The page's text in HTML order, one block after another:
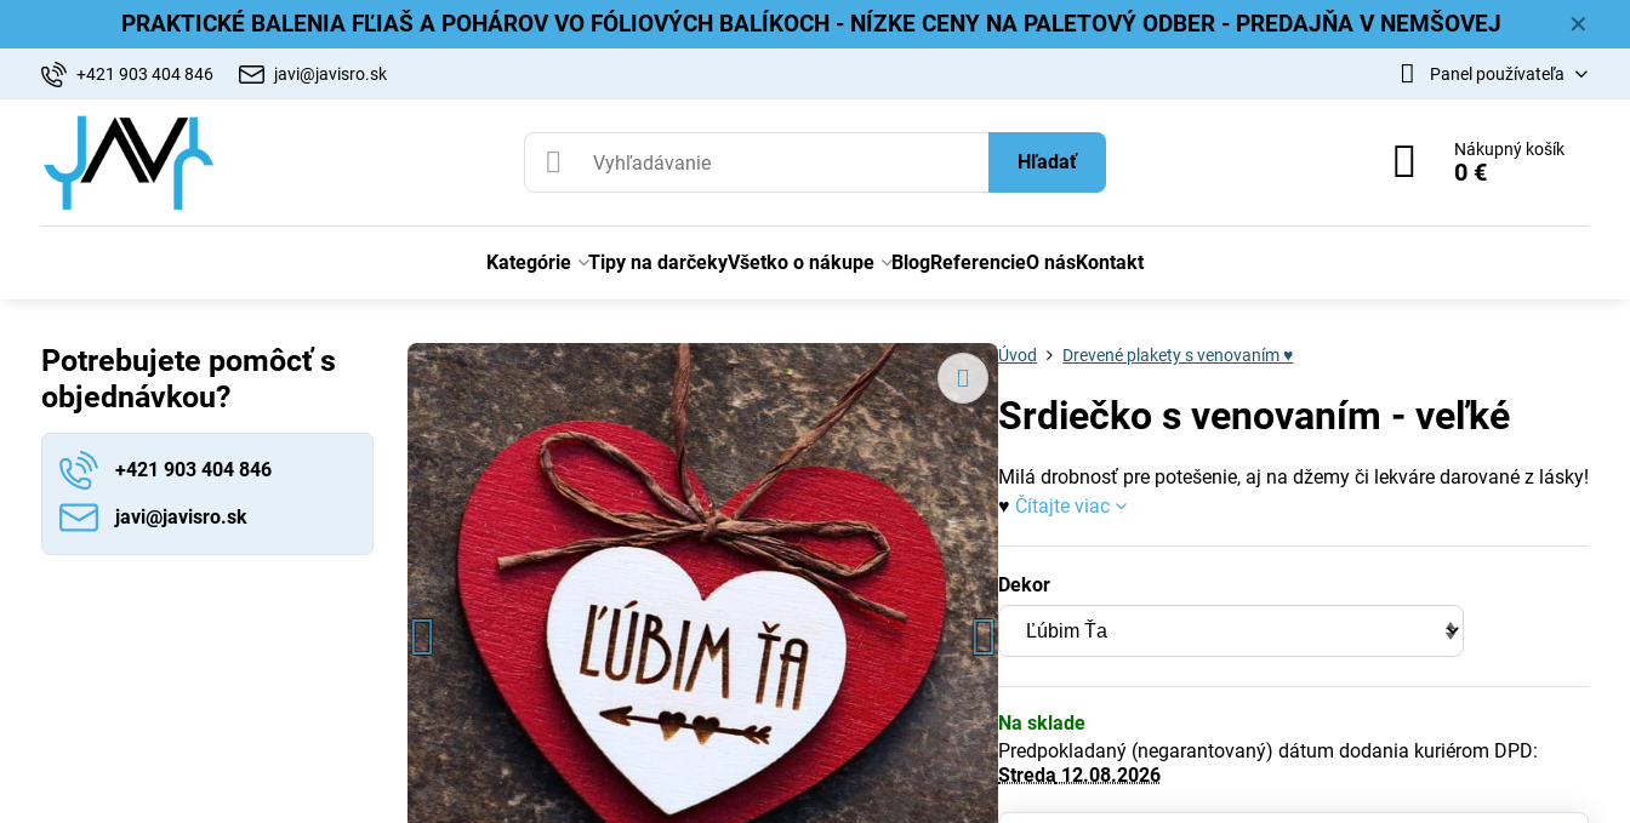
✕
PRAKTICKÉ BALENIA FĽIAŠ A POHÁROV VO FÓLIOVÝCH BALÍKOCH - NÍZKE CENY NA PALETOVÝ ODBER - PREDAJŇA V NEMŠOVEJ
+421 903 404 846 javi@javisro.sk Panel používateľa
Hľadať
Nákupný košík
0 €
Kategórie Tipy na darčekyVšetko o nákupe BlogReferencieO násKontakt
Úvod Drevené plakety s venovaním ♥
Srdiečko s venovaním - veľké
Milá drobnosť pre potešenie, aj na džemy či lekváre darované z lásky!
♥ Čítajte viac
Dekor
Na sklade
Predpokladaný (negarantovaný) dátum dodania kuriérom DPD:
Streda 12.08.2026
Potrebujete pomôcť s
objednávkou?
+421 903 404 846
javi​@javisro​.sk